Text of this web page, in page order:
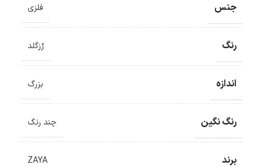
جنس فلزی
رنگ رُزگلد
اندازه بزرگ
رنگ نگین چند رنگ
برند ZAYA